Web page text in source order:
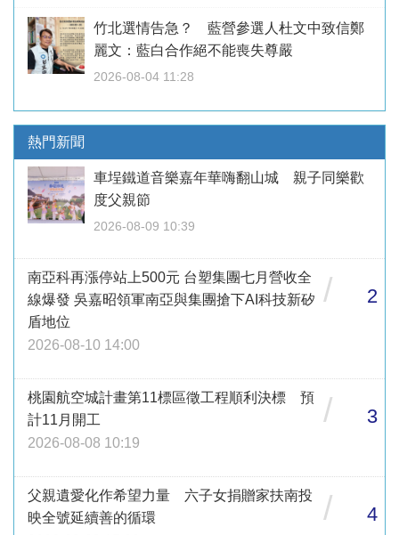
竹北選情告急？ 藍營參選人杜文中致信鄭
麗文：藍白合作絕不能喪失尊嚴
2026-08-04 11:28
熱門新聞
車埕鐵道音樂嘉年華嗨翻山城 親子同樂歡
度父親節
2026-08-09 10:39
南亞科再漲停站上500元 台塑集團七月營收全
線爆發 吳嘉昭領軍南亞與集團搶下AI科技新矽
盾地位
2026-08-10 14:00
/ 2
桃園航空城計畫第11標區徵工程順利決標 預
計11月開工
2026-08-08 10:19
/ 3
父親遺愛化作希望力量 六子女捐贈家扶南投
映全號延續善的循環
/ 4